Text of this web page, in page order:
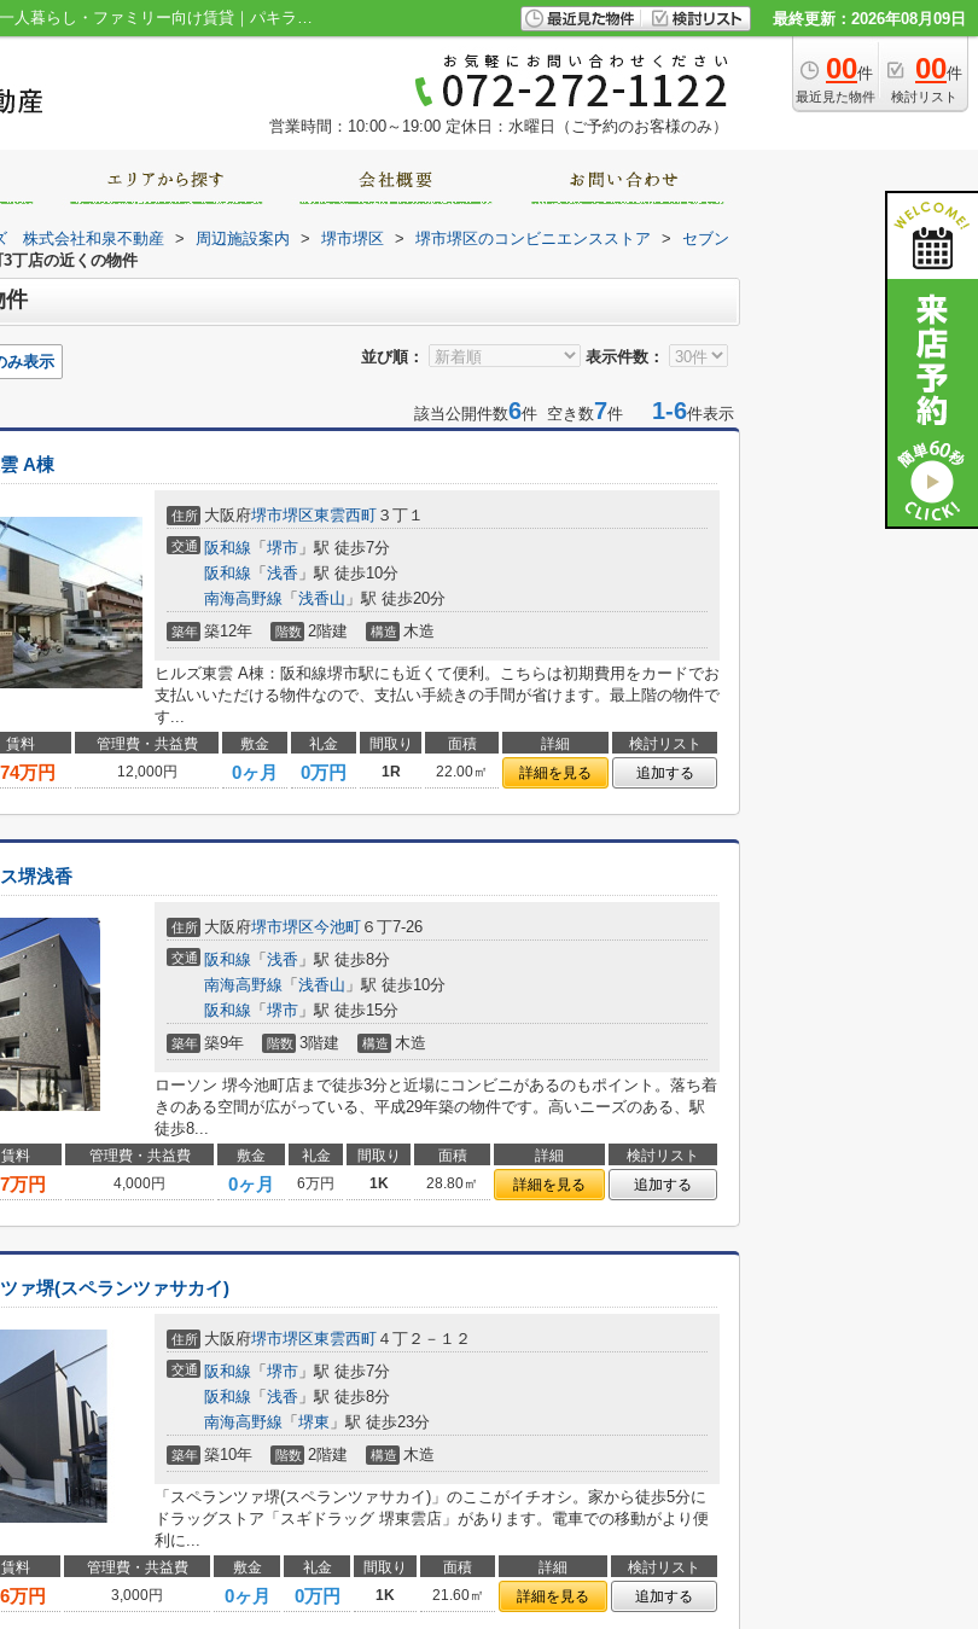
セブンイレブン 堺浅香山町3丁店周辺の物件一覧｜堺市の一人暮らし・ファミリー向け賃貸｜パキラホームズ 株式会社和泉不動産 最終更新：2026年08月09日
00件
最近見た物件
00件
検討リスト
営業時間：10:00～19:00 定休日：水曜日（ご予約のお客様のみ）
株式会社和泉不動産 > 周辺施設案内 > 堺市堺区 > 堺市堺区のコンビニエンスストア >
セブン
丁店の近くの物件
件
並び順： 表示件数：
み表示
該当公開件数6件 空き数7件 1-6件表示
A棟
住所 大阪府堺市堺区東雲西町 ３丁１
交通 阪和線 「 堺市 」駅 徒歩7分
阪和線 「 浅香 」駅 徒歩10分
南海高野線 「 浅香山 」駅 徒歩20分
築年 築12年 階数 2階建 構造 木造
ヒルズ東雲 A棟：阪和線堺市駅にも近くて便利。こちらは初期費用をカードでお
支払いいただける物件なので、支払い手続きの手間が省けます。最上階の物件で
す...
賃料 管理費・共益費 敷金 礼金 間取り 面積 詳細
検討リスト
万円 12,000円 0ヶ月 0万円 1R 22.00㎡ 詳細を見る 追加する
堺浅香
住所 大阪府堺市堺区今池町 ６丁7-26
交通 阪和線 「 浅香 」駅 徒歩8分
南海高野線 「 浅香山 」駅 徒歩10分
阪和線 「 堺市 」駅 徒歩15分
築年 築9年 階数 3階建 構造 木造
ローソン 堺今池町店まで徒歩3分と近場にコンビニがあるのもポイント。落ち着
きのある空間が広がっている、平成29年築の物件です。高いニーズのある、駅
徒歩8...
賃料 管理費・共益費 敷金 礼金 間取り 面積 詳細
検討リスト
万円 4,000円 0ヶ月 6万円 1K 28.80㎡ 詳細を見る 追加する
ァ堺(スペランツァサカイ)
住所 大阪府堺市堺区東雲西町 ４丁２－１２
交通 阪和線 「 堺市 」駅 徒歩7分
阪和線 「 浅香 」駅 徒歩8分
南海高野線 「 堺東 」駅 徒歩23分
築年 築10年 階数 2階建 構造 木造
「スペランツァ堺(スペランツァサカイ)」のここがイチオシ。家から徒歩5分に
ドラッグストア「スギドラッグ 堺東雲店」があります。電車での移動がより便
利に...
賃料 管理費・共益費 敷金 礼金 間取り 面積 詳細
検討リスト
万円 3,000円 0ヶ月 0万円 1K 21.60㎡ 詳細を見る 追加する